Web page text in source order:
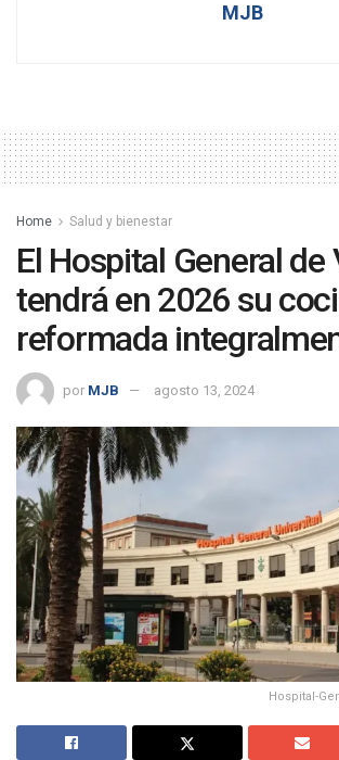
MJB
Home Salud y bienestar
El Hospital General de
tendrá en 2026 su
reformada
por MJB agosto 13, 2024
Hospital-